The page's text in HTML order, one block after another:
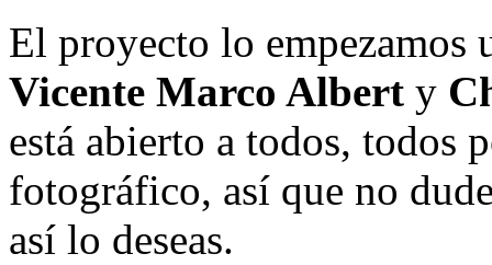
El proyecto lo empezamos
Vicente Marco Albert y
está abierto a todos, todos
fotográfico, así que no
así lo deseas.